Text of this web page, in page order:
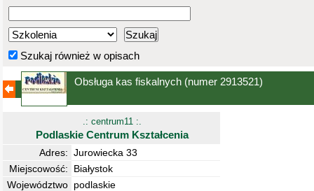
Szukaj również w opisach
Obsługa kas fiskalnych (numer 2913521)
.: centrum11 :.
Podlaskie Centrum Kształcenia
Adres: Jurowiecka 33
Miejscowość:
Białystok
Województwo podlaskie